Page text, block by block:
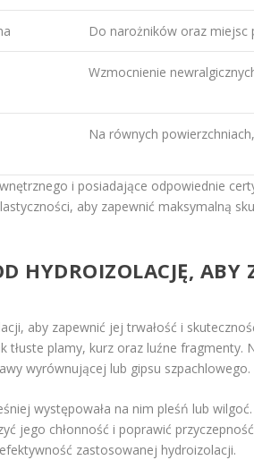
Do narożników oraz miejsc
Wzmocnienie
Na równych
i posiadające odpowiednie
aby zapewnić maksymalną
HYDROIZOLACJĘ, ABY
aby zapewnić jej trwałość i
tłuste plamy, kurz oraz luźne fragmenty.
wyrównującej lub gipsu szpachlowego.
występowała na nim pleśń lub
jego chłonność i poprawić
zastosowanej hydroizolacji.